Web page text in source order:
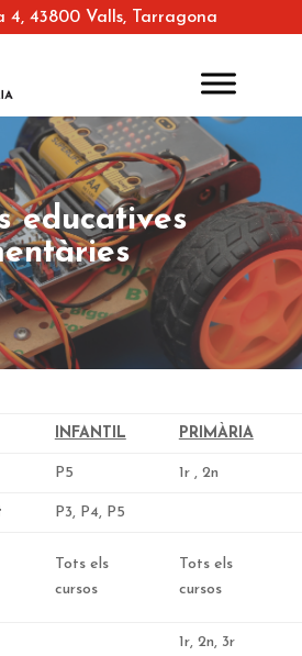
4, 43800 Valls, Tarragona
educatives
INFANTIL PRIMÀRIA
P5 1r , 2n
P3, P4, P5
Tots els
cursos
Tots els
cursos
1r, 2n, 3r